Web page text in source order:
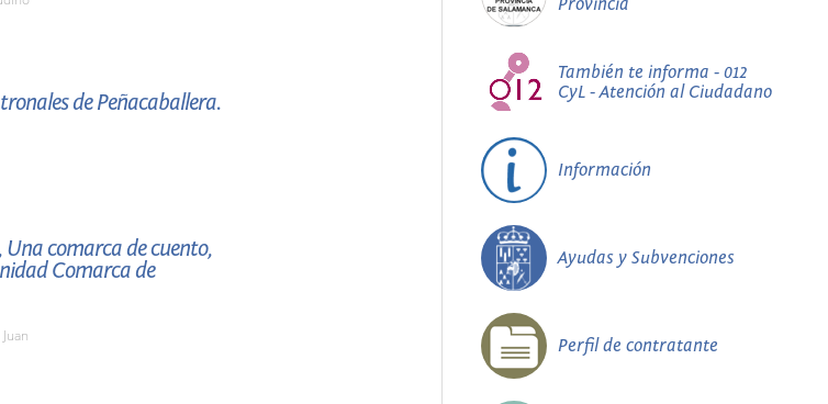
de Peñacaballera.
comarca de cuento,
Comarca de
También te informa - 012
CyL - Atención al Ciudadano
Información
Ayudas y Subvenciones
Perfil de contratante